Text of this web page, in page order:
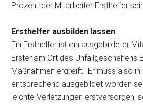
Prozent der Mitarbeiter Ersthelfer
Ersthelfer ausbilden lassen
Ein Ersthelfer ist ein ausgebildeter
Erster am Ort des Unfallgeschehens
Maßnahmen ergreift. Er muss also in
entsprechend ausgebildet worden
leichte Verletzungen erstversorgen,